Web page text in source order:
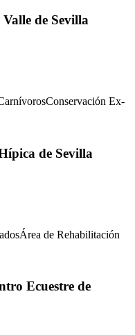
de Sevilla
Conservación Ex-
de Sevilla
Área de Rehabilitación
Ecuestre de